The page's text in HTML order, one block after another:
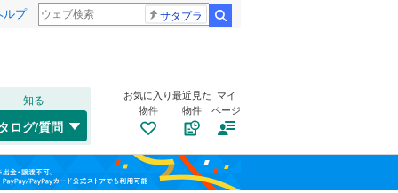
ルプ サタプラ
知る
ログ/質問
お気に入り
物件
最近見た
物件
マイ
ページ
大和郡山市(18)
壱分町(3)
桜井線(0)